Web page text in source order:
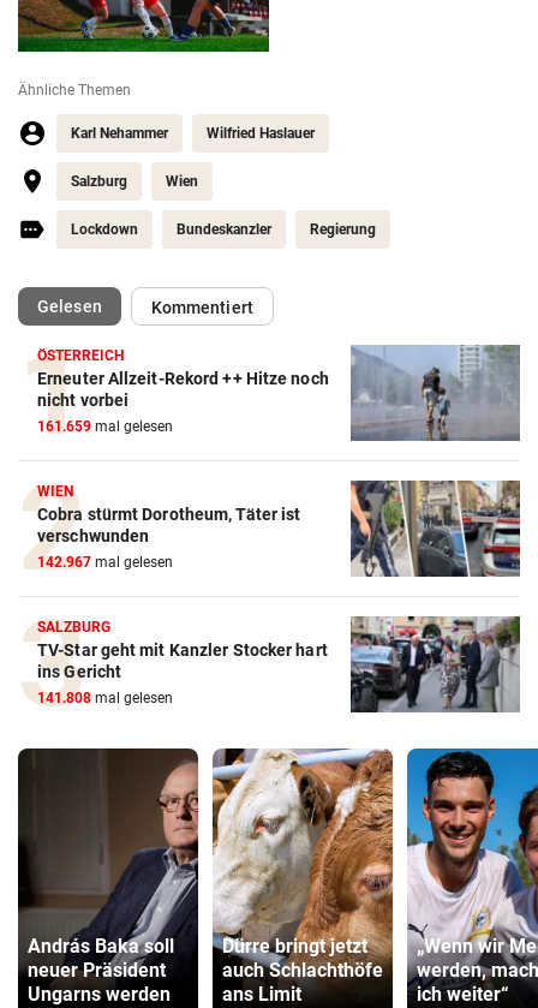
Ähnliche Themen
Karl Nehammer Wilfried Haslauer
Salzburg Wien
Lockdown Bundeskanzler Regierung
Gelesen(ausgewählt)Kommentiert
ÖSTERREICH
Erneuter Allzeit-Rekord ++ Hitze noch
nicht vorbei
161.659 mal gelesen
WIEN
Cobra stürmt Dorotheum, Täter ist
verschwunden
142.967 mal gelesen
SALZBURG
TV-Star geht mit Kanzler Stocker hart
ins Gericht
141.808 mal gelesen
András Baka soll
neuer Präsident
Ungarns werden
Dürre bringt jetzt
auch Schlachthöfe
ans Limit
„Wenn wir
werden,
ich weiter“